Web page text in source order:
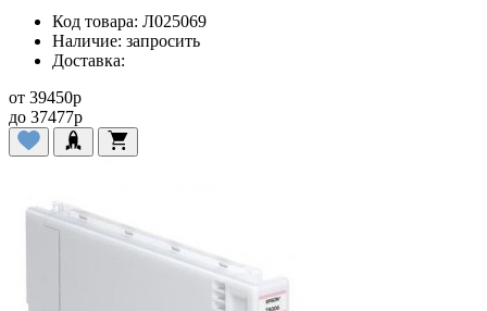
Код товара: Л025069
Наличие: запросить
Доставка:
от 39450p
до 37477p